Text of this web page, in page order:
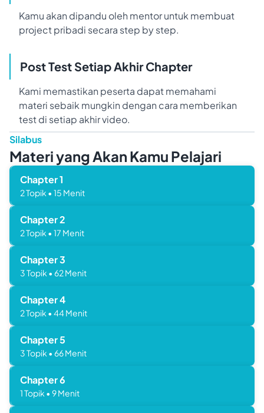
Kamu akan dipandu oleh mentor untuk membuat
project pribadi secara step by step.
Post Test Setiap Akhir Chapter
Kami memastikan peserta dapat memahami
materi sebaik mungkin dengan cara memberikan
test di setiap akhir video.
Silabus
Materi yang Akan Kamu Pelajari
Chapter1
2Topik • 15 Menit
Chapter2
2Topik • 17 Menit
Chapter3
3Topik • 62Menit
Chapter4
2Topik • 44Menit
Chapter5
3Topik • 66Menit
Chapter6
1Topik • 9Menit